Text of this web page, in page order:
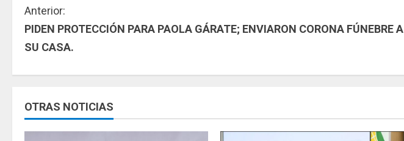
S
i
e
Anterior:
PIDEN PROTECCIÓN PARA PAOLA GÁRATE; ENVIARON CORONA FÚNEBRE A
SU CASA.
OTRAS NOTICIAS